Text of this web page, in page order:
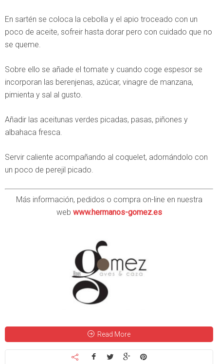
En sartén se coloca la cebolla y el apio troceado con un
poco de aceite, sofreir hasta dorar pero con cuidado que no
se queme.
Sobre ello se añade el tomate y cuando coge espesor se
incorporan las berenjenas, azúcar, vinagre de manzana,
pimienta y sal al gusto.
Añadir las aceitunas verdes picadas, pasas, piñones y
albahaca fresca.
Servir caliente acompañando al coquelet, adornándolo con
un poco de perejil picado.
Más información, pedidos o compra on-line en nuestra
web www.hermanos-gomez.es
Read More